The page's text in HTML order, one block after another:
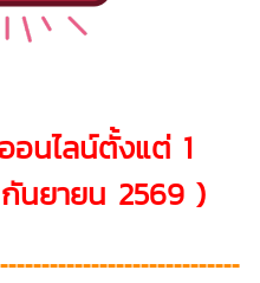
อนไลน์ตั้งแต่ 1
ยายน 2569 )